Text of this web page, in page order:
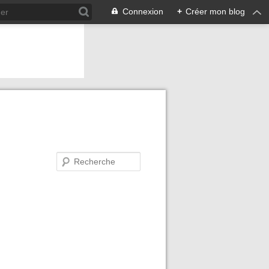
Connexion + Créer mon blog